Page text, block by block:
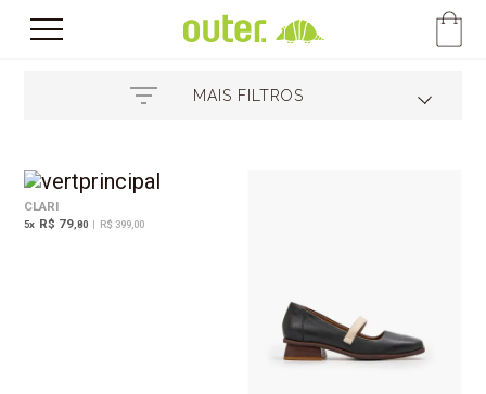
MAIS FILTROS
CLARI
5x R$ 79 ,80 | R$ 399,00